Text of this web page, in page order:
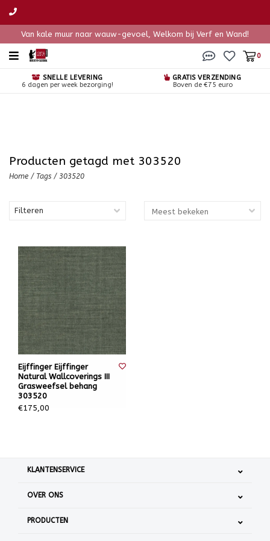
Van kale muur naar wauw-gevoel, Welkom bij Verf en Wand!
0
SNELLE LEVERING
6 dagen per week bezorging!
GRATIS VERZENDING
Boven de €75 euro
Producten getagd met 303520
Home / Tags / 303520
Filteren
Eijffinger Eijffinger
Natural Wallcoverings III
Grasweefsel behang
303520
€175,00
KLANTENSERVICE
OVER ONS
PRODUCTEN